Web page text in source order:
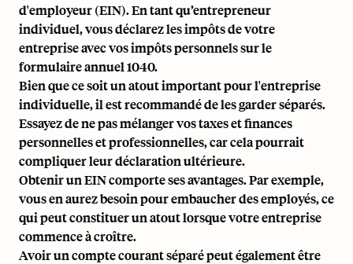
d'employeur (EIN). En tant qu’entrepreneur
individuel, vous déclarez les impôts de votre
entreprise avec vos impôts personnels sur le
formulaire annuel 1040.
Bien que ce soit un atout important pour l'entreprise
individuelle, il est recommandé de les garder séparés.
Essayez de ne pas mélanger vos taxes et finances
personnelles et professionnelles, car cela pourrait
compliquer leur déclaration ultérieure.
Obtenir un EIN comporte ses avantages. Par exemple,
vous en aurez besoin pourembaucher des employés, ce
qui peut constituer un atout lorsque votre entreprise
commence à croître.
Avoir un compte courant séparé peut également être